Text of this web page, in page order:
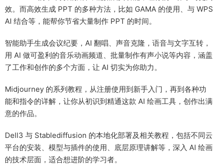
效。而高效生成 PPT 的多种方法，比如 GAMA 的使用、与 WPS
AI 结合等，能帮你节省大量制作 PPT 的时间。
智能助手生成会议纪要，AI 翻唱、声音克隆，语音与文字互转，
用 AI 做可盈利的音乐动画频道、批量制作有声小说等内容，涵盖
了工作和创作的多个方面，让 AI 切实为你助力。
Midjourney 的系列教程，从注册使用到新手入门，再到各种功
能和指令的详解，让你从初识到精通这款 AI 绘画工具，创作出满
意的作品。
Dell3 与 Stablediffusion 的本地化部署及相关教程，包括不同云
平台的安装、模型与插件的使用、底层原理讲解等，深入 AI 绘画
的技术层面，适合想进阶的学习者。